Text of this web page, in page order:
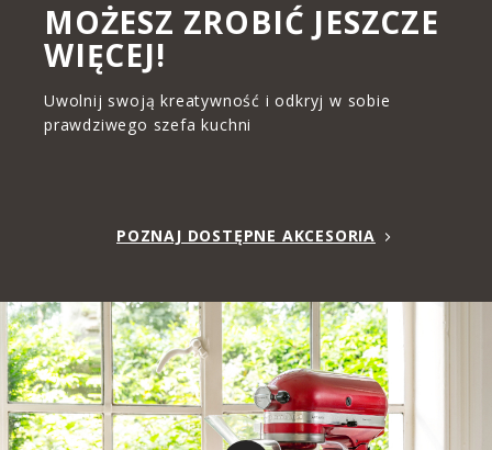
MOŻESZ ZROBIĆ JESZCZE
WIĘCEJ!
Uwolnij swoją kreatywność i odkryj w sobie
prawdziwego szefa kuchni
POZNAJ DOSTĘPNE AKCESORIA